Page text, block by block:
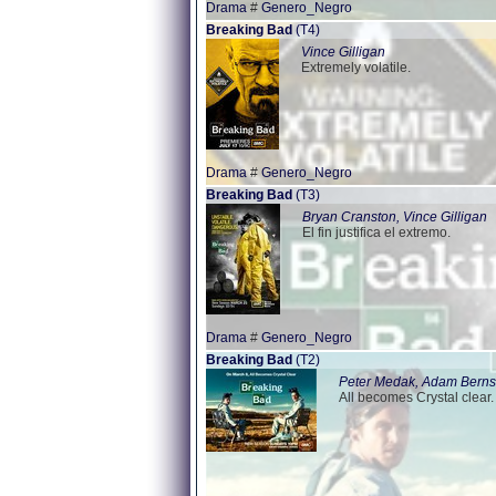
Drama # Genero_Negro
Breaking Bad (T4)
Vince Gilligan
Extremely volatile.
Drama# Genero_Negro
Breaking Bad (T3)
Bryan Cranston, Vince Gilligan
El fin justifica el extremo.
Drama # Genero_Negro
Breaking Bad (T2)
Peter Medak, Adam
All becomes Crystal clear.